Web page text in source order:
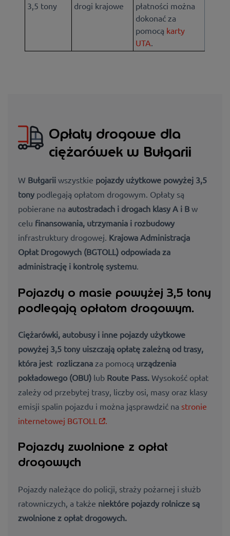
3,5 tony
drogi krajowe
płatności można
dokonać za
pomocą karty
UTA.
Opłaty drogowe dla
ciężarówek w Bułgarii
W Bułgarii wszystkie pojazdy użytkowe powyżej 3,5
tony podlegają opłatom drogowym. Opłaty są
pobierane na autostradach i drogach klasy A i B w
celu finansowania, utrzymania i rozbudowy
infrastruktury drogowej. Krajowa Administracja
Opłat Drogowych (BGTOLL) odpowiada za
administrację i kontrolę systemu.
Pojazdy o masie powyżej 3,5 tony
podlegają opłatom drogowym.
Ciężarówki, autobusy i inne pojazdy użytkowe
powyżej 3,5 tony uiszczają opłatę zależną od trasy,
która jest rozliczana za pomocą urządzenia
pokładowego (OBU) lub Route Pass. Wysokość opłat
zależy od przebytej trasy, liczby osi, masy oraz klasy
emisji spalin pojazdu i można jąsprawdzić na stronie
internetowej BGTOLL
Pojazdy zwolnione z opłat
drogowych
Pojazdy należące do policji, straży pożarnej i służb
ratowniczych, a także niektóre pojazdy rolnicze są
zwolnione z opłat drogowych.